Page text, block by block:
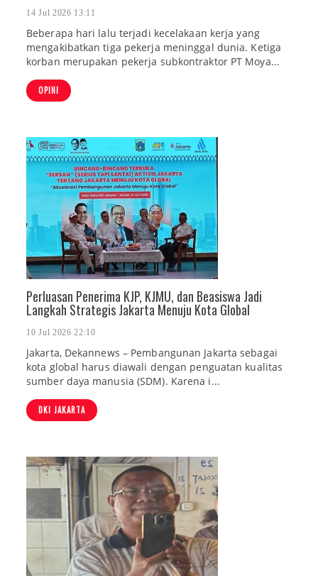
14 Jul 2026 13:11
Beberapa hari lalu terjadi kecelakaan kerja yang
mengakibatkan tiga pekerja meninggal dunia. Ketiga
korban merupakan pekerja subkontraktor PT Moya...
OPINI
Perluasan Penerima KJP, KJMU, dan Beasiswa Jadi
Langkah Strategis Jakarta Menuju Kota Global
10 Jul 2026 22:10
Jakarta, Dekannews – Pembangunan Jakarta sebagai
kota global harus diawali dengan penguatan kualitas
sumber daya manusia (SDM). Karena i...
DKI JAKARTA